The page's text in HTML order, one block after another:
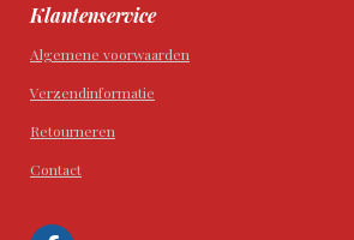
Klantenservice
Algemene voorwaarden
Verzendinformatie
Retourneren
Contact